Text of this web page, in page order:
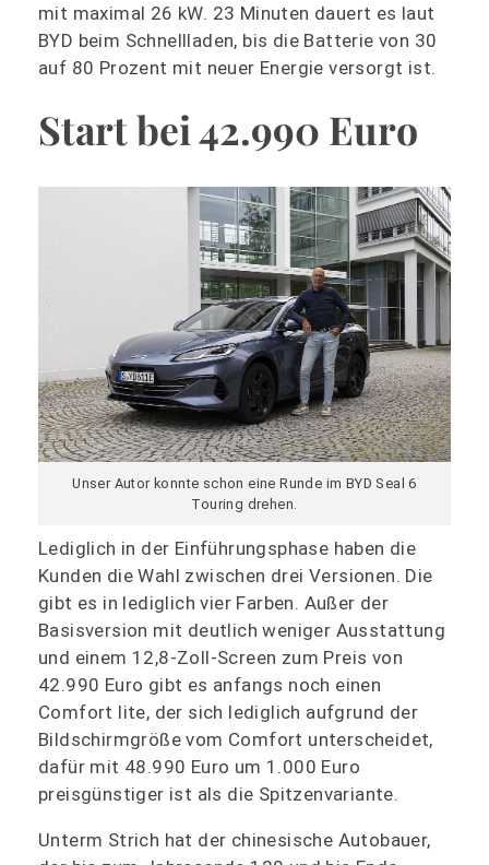
mit maximal 26 kW. 23 Minuten dauert es laut
BYD beim Schnellladen, bis die Batterie von 30
auf 80 Prozent mit neuer Energie versorgt ist.
Start bei 42.990 Euro
Unser Autor konnte schon eine Runde im BYD Seal 6
Touring drehen.
Lediglich in der Einführungsphase haben die
Kunden die Wahl zwischen drei Versionen. Die
gibt es in lediglich vier Farben. Außer der
Basisversion mit deutlich weniger Ausstattung
und einem 12,8-Zoll-Screen zum Preis von
42.990 Euro gibt es anfangs noch einen
Comfort lite, der sich lediglich aufgrund der
Bildschirmgröße vom Comfort unterscheidet,
dafür mit 48.990 Euro um 1.000 Euro
preisgünstiger ist als die Spitzenvariante.
Unterm Strich hat der chinesische Autobauer,